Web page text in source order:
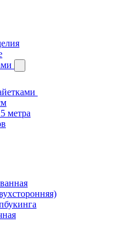
метра